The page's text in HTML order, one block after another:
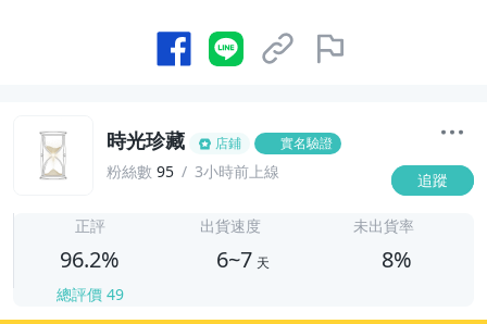
時光珍藏 店鋪 實名驗證
粉絲數 95 3小時前上線 追蹤
正評
96.2%
總評價 49
出貨速度
6~7 天
未出貨率
8%